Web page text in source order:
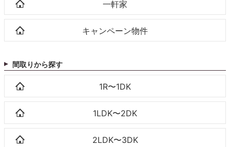
一軒家
キャンペーン物件
間取りから探す
1R〜1DK
1LDK〜2DK
2LDK〜3DK